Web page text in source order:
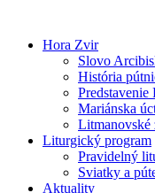
obsah
Hora Zvir
Slovo
História
Predstavenie
Mariánska
Litmanovské
Liturgický program
Pravidelný
Sviatky a
Aktuality